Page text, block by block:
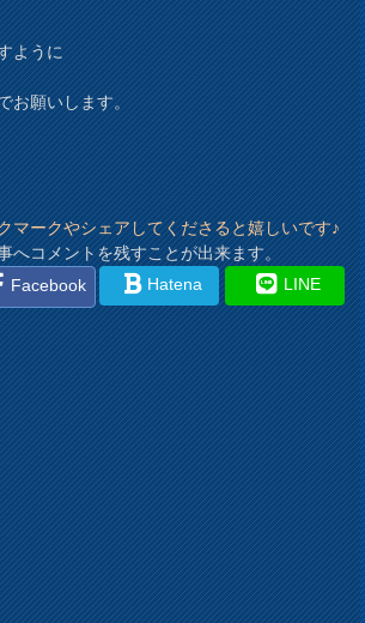
ように
お願いします。
マークやシェアしてくださると嬉しいです♪
へコメントを残すことが出来ます。
Facebook Hatena LINE